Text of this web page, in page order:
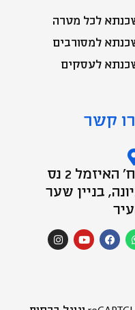
לכל מטרה
למסורבים
לעסקים
קשר
רח' האיזמל 2 נס
בניין שער
F
a
c
Y
o
u
I
n
s